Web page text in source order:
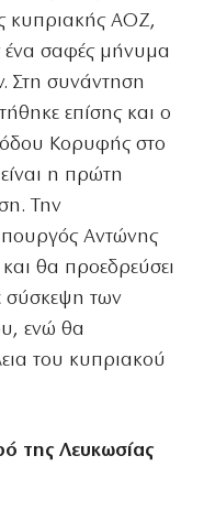
κυπριακής ΑΟΖ,
ένα σαφές μήνυμα
Στη συνάντηση
επίσης και ο
Κορυφής στο
η πρώτη
Την
Αντώνης
θα προεδρεύσει
σύσκεψη των
ενώ θα
του κυπριακού
της Λευκωσίας